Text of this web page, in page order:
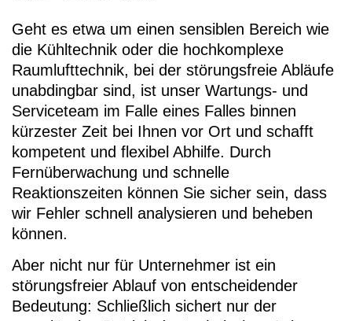
Geht es etwa um einen sensiblen Bereich wie
die Kühltechnik oder die hochkomplexe
Raumlufttechnik, bei der störungsfreie Abläufe
unabdingbar sind, ist unser Wartungs- und
Serviceteam im Falle eines Falles binnen
kürzester Zeit bei Ihnen vor Ort und schafft
kompetent und flexibel Abhilfe. Durch
Fernüberwachung und schnelle
Reaktionszeiten können Sie sicher sein, dass
wir Fehler schnell analysieren und beheben
können.
Aber nicht nur für Unternehmer ist ein
störungsfreier Ablauf von entscheidender
Bedeutung: Schließlich sichert nur der